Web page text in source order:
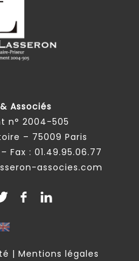
Associés
n° 2004-505
– 75009 Paris
– Fax : 01.49.95.06.77
associes.com
| Mentions légales